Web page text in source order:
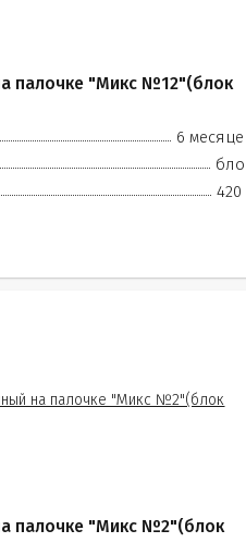
палочке "Микс №12"(блок
6
420
палочке "Микс №2"(блок